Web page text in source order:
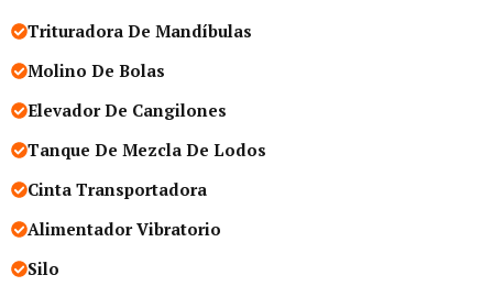
Trituradora De Mandíbulas
Molino De Bolas
Elevador De Cangilones
Tanque De Mezcla De Lodos
Cinta Transportadora
Alimentador Vibratorio
Silo